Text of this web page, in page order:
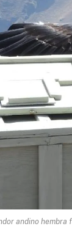
andino hembra